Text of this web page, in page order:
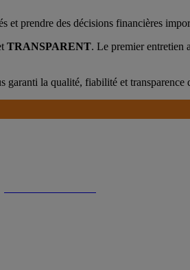
et prendre des décisions financières
TRANSPARENT. Le premier entretien
garanti la qualité, fiabilité et transparence